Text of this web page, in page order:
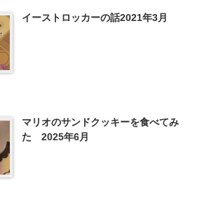
イーストロッカーの話2021年3月
マリオのサンドクッキーを食べてみ
た 2025年6月